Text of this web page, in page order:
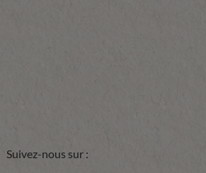
Suivez-nous sur :